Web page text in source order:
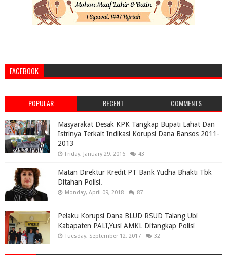
FACEBOOK
POPULAR RECENT COMMENTS
Masyarakat Desak KPK Tangkap Bupati Lahat Dan
Istrinya Terkait Indikasi Korupsi Dana Bansos 2011-
2013
Friday, January 29, 2016 43
Matan Direktur Kredit PT Bank Yudha Bhakti Tbk
Ditahan Polisi.
Monday, April 09, 2018 87
Pelaku Korupsi Dana BLUD RSUD Talang Ubi
Kabapaten PALI,Yusi AMKL Ditangkap Polisi
Tuesday, September 12, 2017 32